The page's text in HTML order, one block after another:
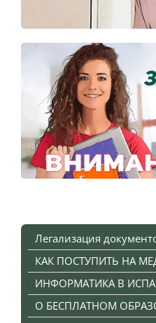
Легализация
КАК ПОСТУПИТЬ НА
ИНФОРМАТИКА В
О БЕСПЛАТНОМ